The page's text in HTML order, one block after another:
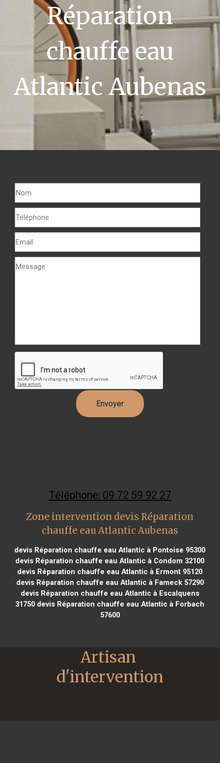
Réparation
chauffe eau
Atlantic Aubenas
Téléphone: 09 72 59 92 27
Zone intervention devis Réparation
chauffe eau Atlantic Aubenas
devis Réparation chauffe eau Atlantic à Pontoise 95300
devis Réparation chauffe eau Atlantic à Condom 32100
devis Réparation chauffe eau Atlantic à Ermont 95120
devis Réparation chauffe eau Atlantic à Fameck 57290
devis Réparation chauffe eau Atlantic à Escalquens
31750 devis Réparation chauffe eau Atlantic à Forbach
57600
Artisan
d'intervention